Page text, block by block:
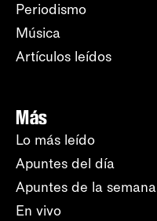
Periodismo
Música
Artículos leídos
Más
Lo más leído
Apuntes del día
Apuntes de la semana
En vivo